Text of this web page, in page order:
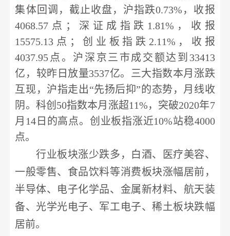
集体回调，截止收盘，沪指跌0.73%，收报
4068.57点；深证成指跌1.81%，收报
15575.13点；创业板指跌2.11%，收报
4037.95点。沪深京三市成交额达到33413
亿，较昨日放量3537亿。三大指数本月涨跌
互现，沪指走出“先扬后抑”的态势，月线收
阴。科创50指数本月涨超11%，突破2020年7
月14日的高点。创业板指涨近10%站稳4000
点。
行业板块涨少跌多，白酒、医疗美容、
一般零售、食品饮料等消费板块涨幅居前，
半导体、电子化学品、金属新材料、航天装
备、光学光电子、军工电子、稀土板块跌幅
居前。